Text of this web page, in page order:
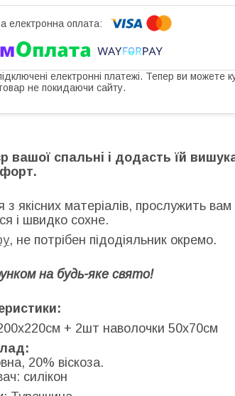
електронні платежі. Тепер ви можете
не покидаючи сайту.
спальні і додасть їй
якісних матеріалів, прослужить вам
і швидко сохне.
, не потрібен підодіяльник окремо.
на будь-яке свято!
+ 2шт наволочки 50х70см
20% віскоза.
силікон